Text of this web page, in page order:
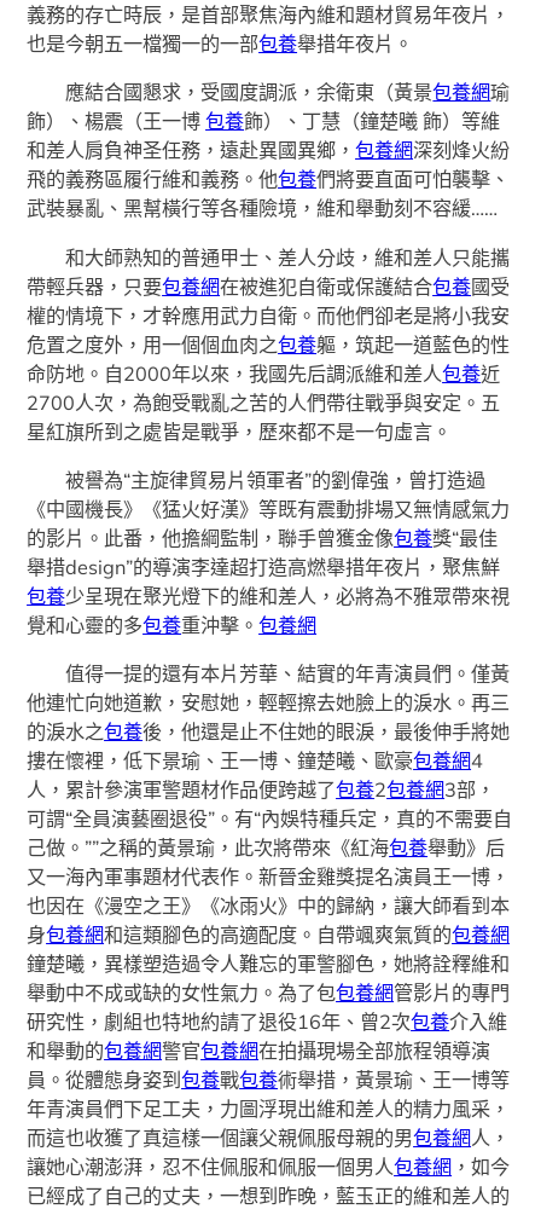
義務的存亡時辰，是首部聚焦海內維和題材貿易年夜片，
也是今朝五一檔獨一的一部包養舉措年夜片。
應結合國懇求，受國度調派，余衛東（黃景包養網瑜
飾）、楊震（王一博包養飾）、丁慧（鐘楚曦 飾）等維
和差人肩負神圣任務，遠赴異國異鄉，包養網深刻烽火紛
飛的義務區履行維和義務。他包養們將要直面可怕襲擊、
武裝暴亂、黑幫橫行等各種險境，維和舉動刻不容緩……
和大師熟知的普通甲士、差人分歧，維和差人只能攜
帶輕兵器，只要包養網在被進犯自衛或保護結合包養國受
權的情境下，才幹應用武力自衛。而他們卻老是將小我安
危置之度外，用一個個血肉之包養軀，筑起一道藍色的性
命防地。自2000年以來，我國先后調派維和差人包養近
2700人次，為飽受戰亂之苦的人們帶往戰爭與安定。五
星紅旗所到之處皆是戰爭，歷來都不是一句虛言。
被譽為“主旋律貿易片領軍者”的劉偉強，曾打造過
《中國機長》《猛火好漢》等既有震動排場又無情感氣力
的影片。此番，他擔綱監制，聯手曾獲金像包養獎“最佳
舉措design”的導演李達超打造高燃舉措年夜片，聚焦鮮
包養少呈現在聚光燈下的維和差人，必將為不雅眾帶來視
覺和心靈的多包養重沖擊。包養網
值得一提的還有本片芳華、結實的年青演員們。僅黃
他連忙向她道歉，安慰她，輕輕擦去她臉上的淚水。再三
的淚水之包養後，他還是止不住她的眼淚，最後伸手將她
摟在懷裡，低下景瑜、王一博、鐘楚曦、歐豪包養網4
人，累計參演軍警題材作品便跨越了包養2包養網3部，
可謂“全員演藝圈退役”。有“內娛特種兵定，真的不需要自
己做。””之稱的黃景瑜，此次將帶來《紅海包養舉動》后
又一海內軍事題材代表作。新晉金雞獎提名演員王一博，
也因在《漫空之王》《冰雨火》中的歸納，讓大師看到本
身包養網和這類腳色的高適配度。自帶颯爽氣質的包養網
鐘楚曦，異樣塑造過令人難忘的軍警腳色，她將詮釋維和
舉動中不成或缺的女性氣力。為了包包養網管影片的專門
研究性，劇組也特地約請了退役16年、曾2次包養介入維
和舉動的包養網警官包養網在拍攝現場全部旅程領導演
員。從體態身姿到包養戰包養術舉措，黃景瑜、王一博等
年青演員們下足工夫，力圖浮現出維和差人的精力風采，
而這也收獲了真這樣一個讓父親佩服母親的男包養網人，
讓她心潮澎湃，忍不住佩服和佩服一個男人包養網 ，如今
已經成了自己的丈夫，一想到昨晚，藍玉正的維和差人的